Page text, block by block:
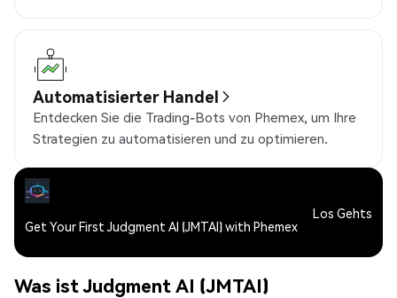
Automatisierter Handel
Entdecken Sie die Trading-Bots von Phemex, um Ihre
Strategien zu automatisieren und zu optimieren.
Get Your First Judgment AI (JMTAI) with Phemex
Los Gehts
Was ist Judgment AI (JMTAI)